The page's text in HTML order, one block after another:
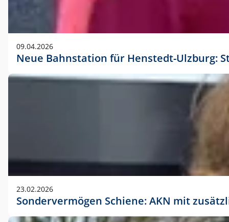
09.04.2026
Neue Bahnstation für Henstedt-Ulzburg:
23.02.2026
Sondervermögen Schiene: AKN mit